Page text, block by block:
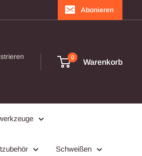
Abonieren
0
Warenkorb
Schweißen